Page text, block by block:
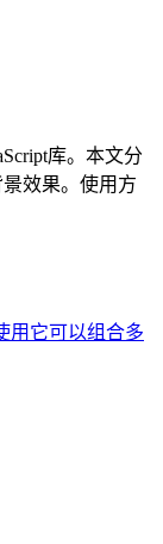
库。本文分
效果。使用方
用它可以组合多